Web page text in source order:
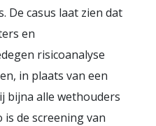
De casus laat zien dat
en
risicoanalyse
in plaats van een
bijna alle wethouders
is de screening van